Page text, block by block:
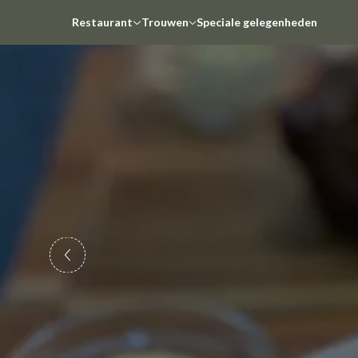
Restaurant Trouwen Speciale gelegenheden